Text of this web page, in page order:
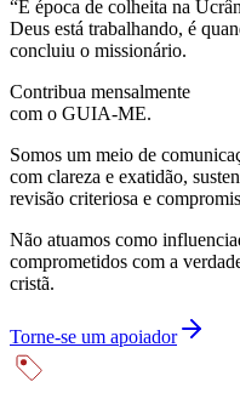
“É época de colheita na
Deus está trabalhando, é
concluiu o missionário.
Contribua mensalmente
com o GUIA-ME.
Somos um meio de
com clareza e exatidão,
revisão criteriosa e
Não atuamos como
comprometidos com a
cristã.
Torne-se um apoiador